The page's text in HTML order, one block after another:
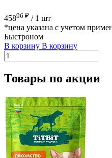
45896 ₽ / 1 шт
*цена указана с учетом
Быстроном
В корзину В корзину
Товары по акции